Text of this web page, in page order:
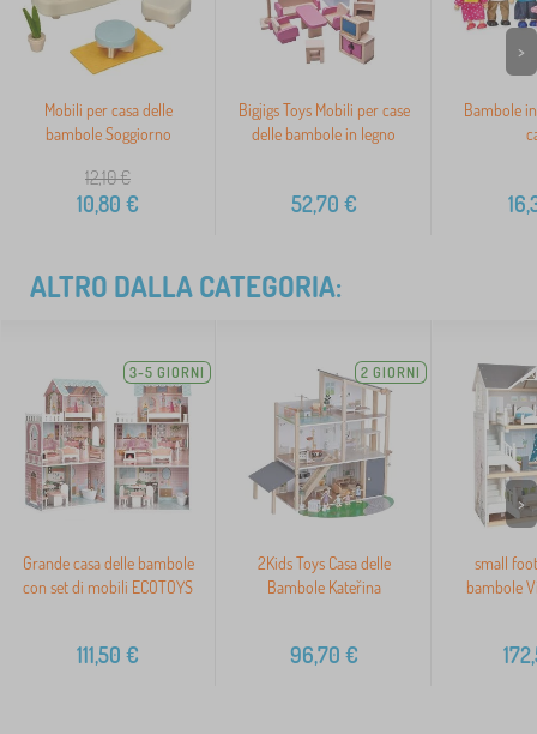
Mobili per casa delle
bambole Soggiorno
12,10€
10,80 €
Bigjigs Toys Mobili per case
delle bambole in legno
52,70 €
Bambole
>
ALTRO DALLA CATEGORIA:
3-5 GIORNI
Grande casa delle bambole
con set di mobili ECOTOYS
111,50 €
2 GIORNI
2Kids Toys Casa delle
Bambole Kateřina
96,70 €
small
bambole
>